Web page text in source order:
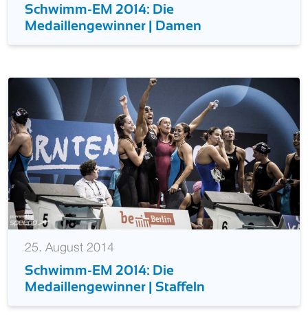
Schwimm-EM 2014: Die
Medaillengewinner | Damen
25. August 2014
Schwimm-EM 2014: Die
Medaillengewinner | Staffeln